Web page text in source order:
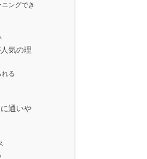
ングでき
気の理
れる
通いや